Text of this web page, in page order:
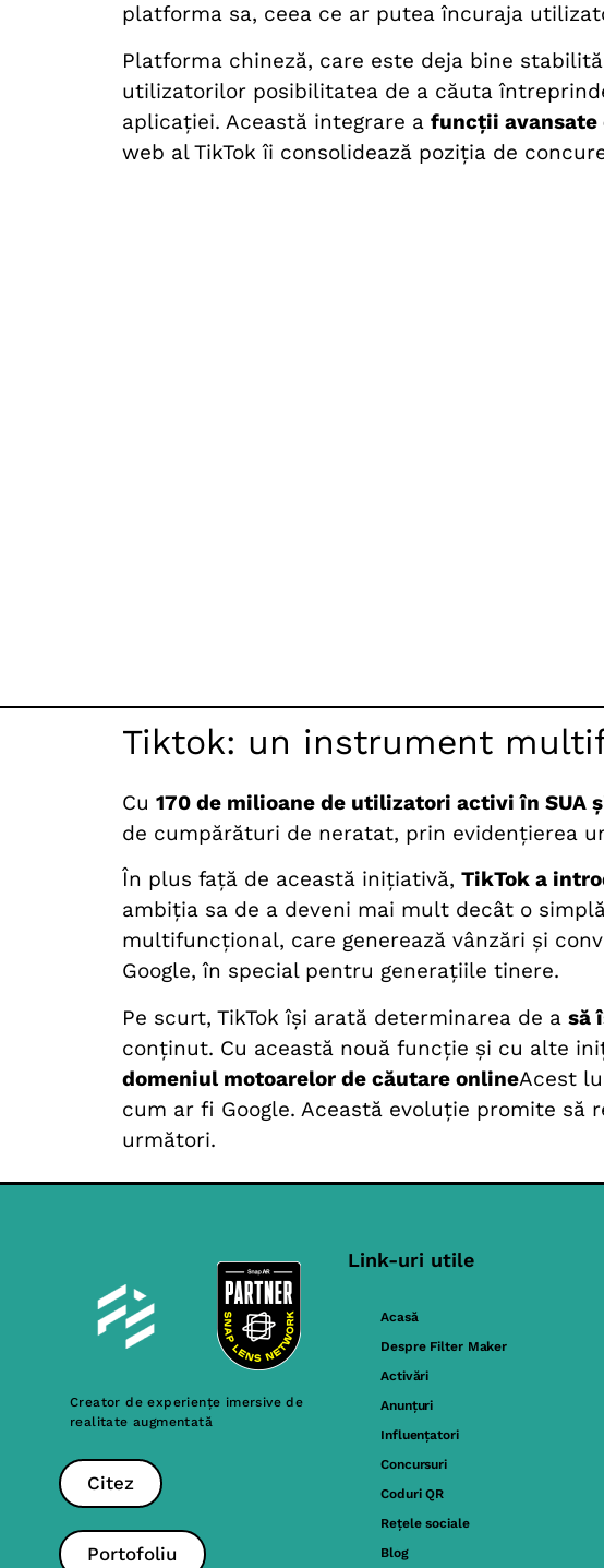
platforma sa, ceea ce ar putea încuraja
Platforma chineză, care este deja bine
utilizatorilor posibilitatea de a căuta
aplicației. Această integrare a funcții avansate
web al TikTok îi consolidează poziția de
Tiktok: un instrument
Cu 170 de milioane de utilizatori activi în SUA
de cumpărături de neratat, prin evidențierea
În plus față de această inițiativă, TikTok a
ambiția sa de a deveni mai mult decât o
multifuncțional, care generează vânzări și
Google, în special pentru generațiile tinere.
Pe scurt, TikTok își arată determinarea de a să
conținut. Cu această nouă funcție și cu alte
domeniul motoarelor de căutare onlineAcest
cum ar fi Google. Această evoluție promite
următori.
Creator de experiențe imersive de
realitate augmentată
Citez
Portofoliu
Link-uri utile
Acasă
Despre Filter Maker
Activări
Anunțuri
Influențatori
Concursuri
Coduri QR
Rețele sociale
Blog